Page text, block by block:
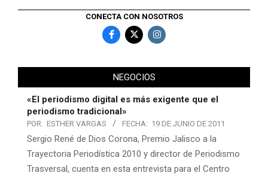
CONECTA CON NOSOTROS
NEGOCIOS
«El periodismo digital es más exigente que el
periodismo tradicional»
POR: ESTHER VARGAS FECHA: 19 DE JUNIO DE 2011
Sergio René de Dios Corona, Premio Jalisco a la
Trayectoria Periodística 2010 y director de Periodismo
Trasversal, cuenta en esta entrevista para el Centro